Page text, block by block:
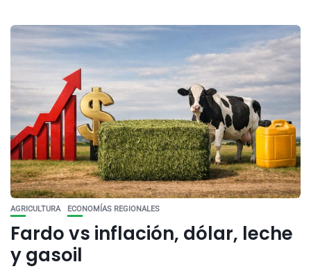
AGRICULTURA ECONOMÍAS REGIONALES
Fardo vs inflación, dólar, leche
y gasoil